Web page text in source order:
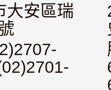
大安區瑞